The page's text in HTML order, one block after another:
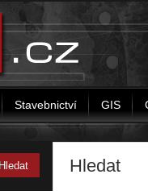
Stavebnictví GIS
Hledat